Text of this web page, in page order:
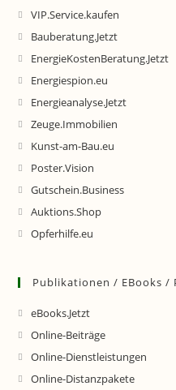
VIP.Service.kaufen
Bauberatung.Jetzt
EnergieKostenBeratung.Jetzt
Energiespion.eu
Energieanalyse.Jetzt
Zeuge.Immobilien
Kunst-am-Bau.eu
Poster.Vision
Gutschein.Business
Auktions.Shop
Opferhilfe.eu
Publikationen / EBooks /
eBooks.Jetzt
Online-Beiträge
Online-Dienstleistungen
Online-Distanzpakete